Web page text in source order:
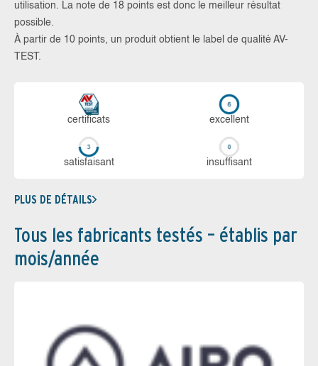
utilisation. La note de 18 points est donc le meilleur résultat
possible.
À partir de 10 points, un produit obtient le label de qualité AV-
TEST.
certi­ficats ex­cellent
sa­tis­fai­sant in­suf­fi­sant
PLUS DE DÉTAILS
Tous les fabricants testés – établis par
mois/année